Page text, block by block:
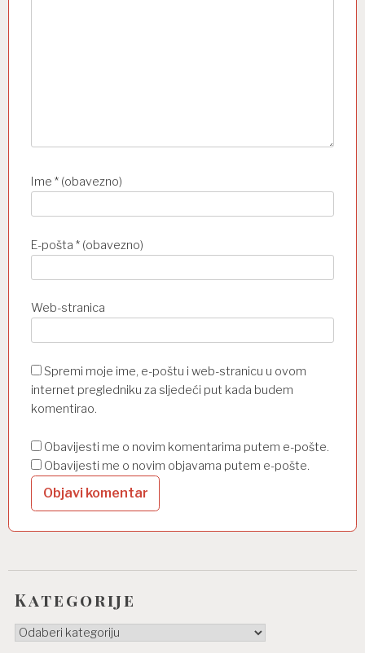
Ime * (obavezno)
E-pošta * (obavezno)
Web-stranica
Spremi moje ime, e-poštu i web-stranicu u ovom
internet pregledniku za sljedeći put kada budem
komentirao.
Obavijesti me o novim komentarima putem e-pošte.
Obavijesti me o novim objavama putem e-pošte.
Kategorije
Kategorije